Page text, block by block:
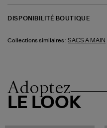
DISPONIBILITÉ BOUTIQUE
Collections similaires : SACS A MAIN
Adoptez
LE LOOK